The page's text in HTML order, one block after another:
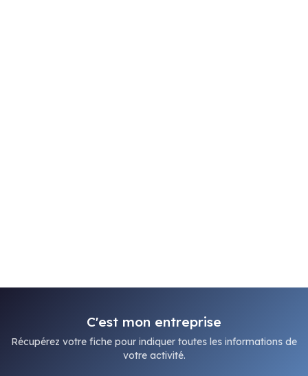
C'est mon entreprise
Récupérez votre fiche pour indiquer toutes les informations de
votre activité.